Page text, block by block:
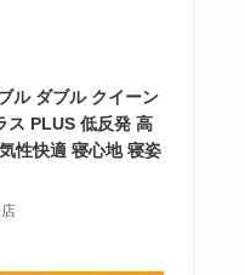
ル ダブル クイーン
ス PLUS 低反発 高
性快適 寝心地 寝姿